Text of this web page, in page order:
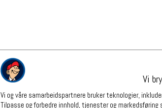
Vi
Vi og våre samarbeidspartnere bruker teknologier,
Tilpasse og forbedre innhold, tjenester og